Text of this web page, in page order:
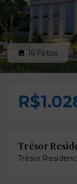
16 Fotos
Trésor
Trésor